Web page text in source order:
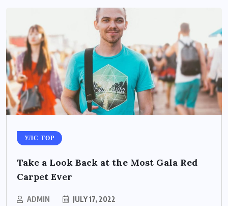
УЛС ТӨР
Take a Look Back at the Most Gala Red
Carpet Ever
ADMIN JULY 17, 2022